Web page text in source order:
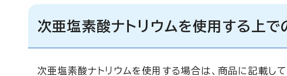
次亜塩素酸ナトリウムを使用する上で
次亜塩素酸ナトリウムを使用する場合は、商品に記載し